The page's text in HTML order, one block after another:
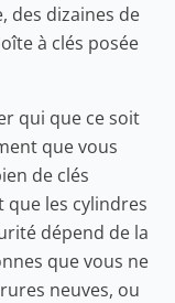
des dizaines de
à clés posée
qui que ce soit
que vous
de clés
que les cylindres
dépend de la
que vous ne
neuves, ou